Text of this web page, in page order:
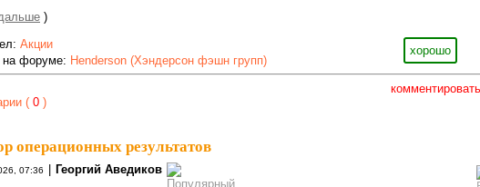
)
хорошо
Акции
на форуме: Henderson (Хэндерсон фэшн групп)
комментировать
( 0 )
операционных результатов
07:36 | Георгий Аведиков